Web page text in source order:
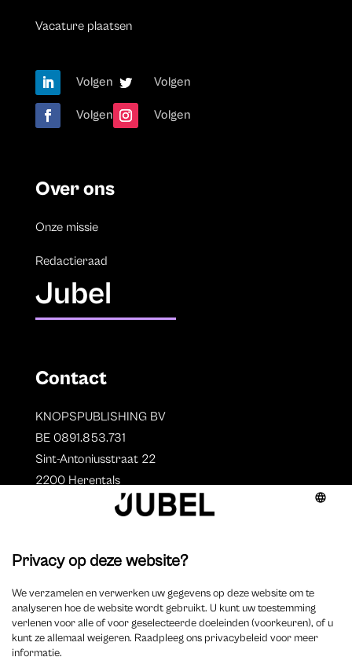
Vacature plaatsen
Volgen Volgen
Volgen Volgen
Over ons
Onze missie
Redactieraad
Jubel
Contact
KNOPSPUBLISHING BV
BE 0891.853.731
Sint-Antoniusstraat 22
2200 Herentals
Auteurs
Overzicht auteurs
Auteur worden?